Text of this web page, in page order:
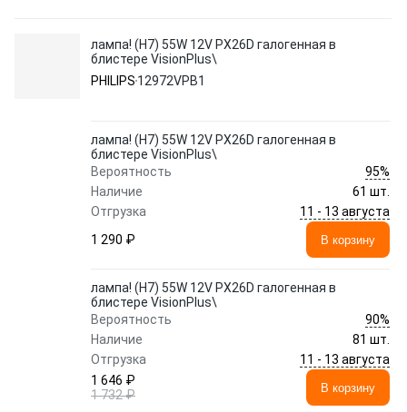
лампа! (H7) 55W 12V PX26D галогенная в
блистере VisionPlus\
PHILIPS 12972VPB1
лампа! (H7) 55W 12V PX26D галогенная в
блистере VisionPlus\
Вероятность
95%
Наличие
61 шт.
Отгрузка
11 - 13 августа
1 290 ₽
В корзину
лампа! (H7) 55W 12V PX26D галогенная в
блистере VisionPlus\
Вероятность
90%
Наличие
81 шт.
Отгрузка
11 - 13 августа
1 646 ₽
1 732 ₽
В корзину